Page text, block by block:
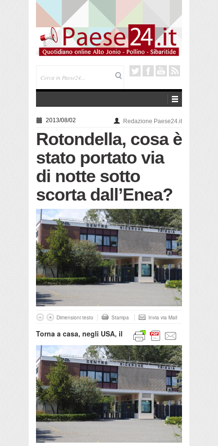
Saracena. Presentato “America”, il romanzo di Luigi
Pandolfi che racconta l’emigrazione
2013/08/02 Redazione Paese24.it
Rotondella, cosa è
stato portato via
di notte sotto
scorta dall’Enea?
Dimensioni testo Stampa Invia via Mail
Torna a casa, negli USA, il